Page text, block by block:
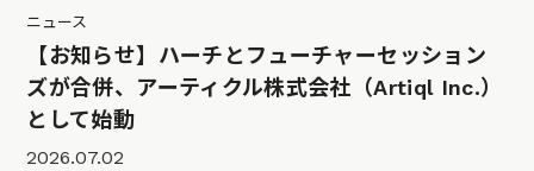
ニュース
【お知らせ】ハーチとフューチャーセッション
ズが合併、アーティクル株式会社（Artiql Inc.）
として始動
2026.07.02